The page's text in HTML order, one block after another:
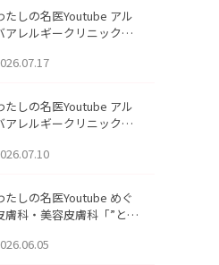
開いたしました。
たしの名医Youtube アル
アレルギークリニック札
にVビームは効く？向いて
」を公開いたしました。
たしの名医Youtube アル
アレルギークリニック札
師が明かす副作用・リバ
開いたしました。
たしの名医Youtube めぐ
膚科・美容皮膚科「”とお
ズの肌悩みに本気で答え